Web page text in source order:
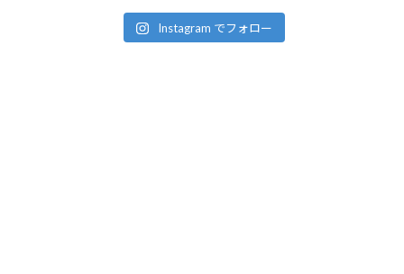
Instagram でフォロー